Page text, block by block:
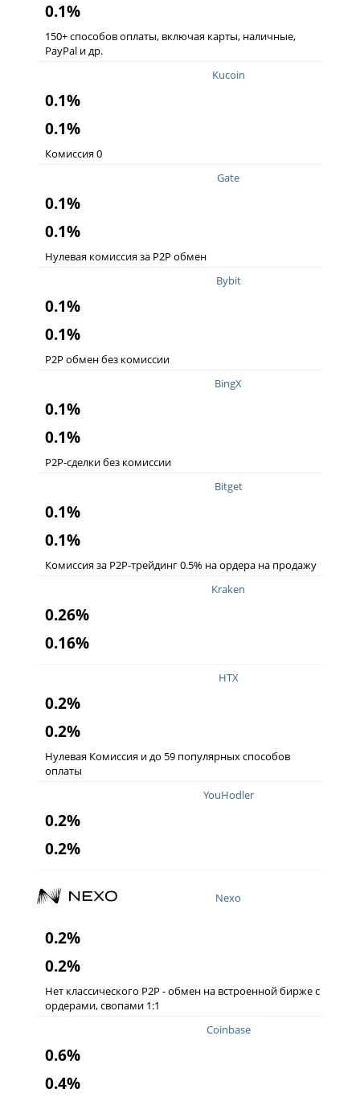
0.1%
150+ способов оплаты, включая карты, наличные,
PayPal и др.
Kucoin
0.1%
0.1%
Комиссия 0
Gate
0.1%
0.1%
Нулевая комиссия за P2P обмен
Bybit
0.1%
0.1%
P2P обмен без комиссии
BingX
0.1%
0.1%
P2P-сделки без комиссии
Bitget
0.1%
0.1%
Комиссия за P2P-трейдинг 0.5% на ордера на продажу
Kraken
0.26%
0.16%
HTX
0.2%
0.2%
Нулевая Комиссия и до 59 популярных способов
оплаты
YouHodler
0.2%
0.2%
Nexo
0.2%
0.2%
Нет классического P2P - обмен на встроенной бирже с
ордерами, свопами 1:1
Coinbase
0.6%
0.4%